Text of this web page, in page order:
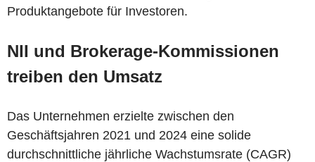
Produktangebote für Investoren.
NII und Brokerage-Kommissionen
treiben den Umsatz
Das Unternehmen erzielte zwischen den
Geschäftsjahren 2021 und 2024 eine solide
durchschnittliche jährliche Wachstumsrate (CAGR)